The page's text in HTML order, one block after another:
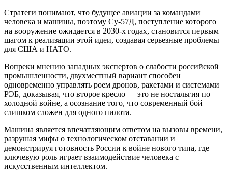
Стратеги понимают, что будущее авиации за командами
человека и машины, поэтому Су-57Д, поступление которого
на вооружение ожидается в 2030-х годах, становится первым
шагом к реализации этой идеи, создавая серьезные проблемы
для США и НАТО.
Вопреки мнению западных экспертов о слабости российской
промышленности, двухместный вариант способен
одновременно управлять роем дронов, ракетами и системами
РЭБ, доказывая, что второе кресло — это не ностальгия по
холодной войне, а осознание того, что современный бой
слишком сложен для одного пилота.
Машина является впечатляющим ответом на вызовы времени,
разрушая мифы о технологическом отставании и
демонстрируя готовность России к войне нового типа, где
ключевую роль играет взаимодействие человека с
искусственным интеллектом.